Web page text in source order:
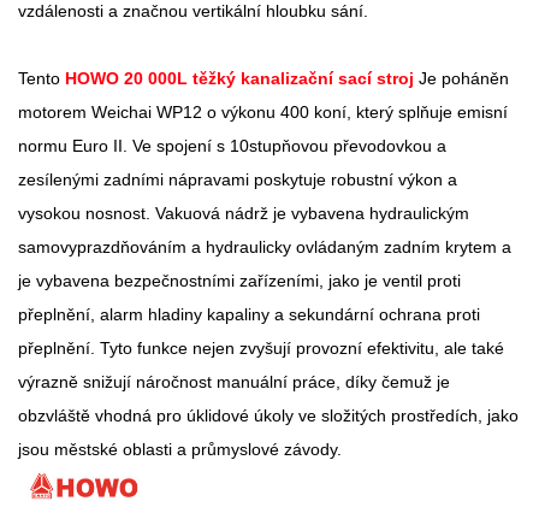
vzdálenosti a značnou vertikální hloubku sání.
Tento HOWO 20 000L těžký kanalizační sací stroj Je poháněn
motorem Weichai WP12 o výkonu 400 koní, který splňuje emisní
normu Euro II. Ve spojení s 10stupňovou převodovkou a
zesílenými zadními nápravami poskytuje robustní výkon a
vysokou nosnost. Vakuová nádrž je vybavena hydraulickým
samovyprazdňováním a hydraulicky ovládaným zadním krytem a
je vybavena bezpečnostními zařízeními, jako je ventil proti
přeplnění, alarm hladiny kapaliny a sekundární ochrana proti
přeplnění. Tyto funkce nejen zvyšují provozní efektivitu, ale také
výrazně snižují náročnost manuální práce, díky čemuž je
obzvláště vhodná pro úklidové úkoly ve složitých prostředích, jako
jsou městské oblasti a průmyslové závody.